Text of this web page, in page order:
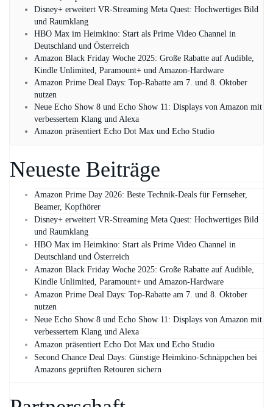
Disney+ erweitert VR‑Streaming Meta Quest: Hochwertiges Bild
und Raumklang
HBO Max im Heimkino: Start als Prime Video Channel in
Deutschland und Österreich
Amazon Black Friday Woche 2025: Große Rabatte auf Audible,
Kindle Unlimited, Paramount+ und Amazon‑Hardware
Amazon Prime Deal Days: Top-Rabatte am 7. und 8. Oktober
nutzen
Neue Echo Show 8 und Echo Show 11: Displays von Amazon mit
verbessertem Klang und Alexa
Amazon präsentiert Echo Dot Max und Echo Studio
Neueste Beiträge
Amazon Prime Day 2026: Beste Technik-Deals für Fernseher,
Beamer, Kopfhörer
Disney+ erweitert VR‑Streaming Meta Quest: Hochwertiges Bild
und Raumklang
HBO Max im Heimkino: Start als Prime Video Channel in
Deutschland und Österreich
Amazon Black Friday Woche 2025: Große Rabatte auf Audible,
Kindle Unlimited, Paramount+ und Amazon‑Hardware
Amazon Prime Deal Days: Top-Rabatte am 7. und 8. Oktober
nutzen
Neue Echo Show 8 und Echo Show 11: Displays von Amazon mit
verbessertem Klang und Alexa
Amazon präsentiert Echo Dot Max und Echo Studio
Second Chance Deal Days: Günstige Heimkino-Schnäppchen bei
Amazons geprüften Retouren sichern